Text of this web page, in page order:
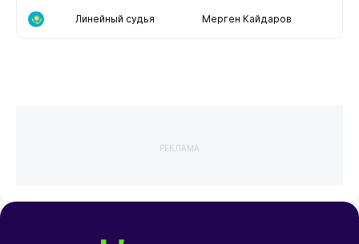
Линейный судья Мерген Кайдаров
РЕКЛАМА